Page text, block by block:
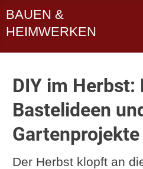
BAUEN &
HEIMWERKEN
DIY im Herbst:
Bastelideen
Gartenprojekte
Der Herbst klopft an